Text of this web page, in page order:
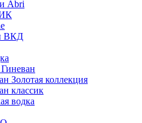
Abri
ВКД
Золотая коллекция
классик
водка